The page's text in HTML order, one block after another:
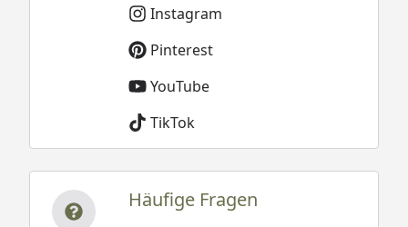
Instagram
Pinterest
YouTube
TikTok
Häufige Fragen